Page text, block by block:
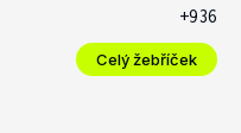
+936
Celý žebříček